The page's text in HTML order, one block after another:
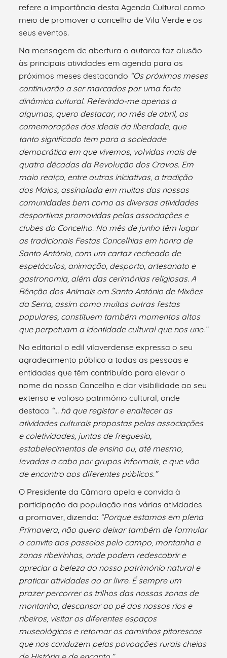
refere a importância desta Agenda Cultural como
meio de promover o concelho de Vila Verde e os
seus eventos.
Na mensagem de abertura o autarca faz alusão
às principais atividades em agenda para os
próximos meses destacando “Os próximos meses
continuarão a ser marcados por uma forte
dinâmica cultural. Referindo-me apenas a
algumas, quero destacar, no mês de abril, as
comemorações dos ideais da liberdade, que
tanto significado tem para a sociedade
democrática em que vivemos, volvidas mais de
quatro décadas da Revolução dos Cravos. Em
maio realço, entre outras iniciativas, a tradição
dos Maios, assinalada em muitas das nossas
comunidades bem como as diversas atividades
desportivas promovidas pelas associações e
clubes do Concelho. No mês de junho têm lugar
as tradicionais Festas Concelhias em honra de
Santo António, com um cartaz recheado de
espetáculos, animação, desporto, artesanato e
gastronomia, além das cerimónias religiosas. A
Bênção dos Animais em Santo António de Mixões
da Serra, assim como muitas outras festas
populares, constituem também momentos altos
que perpetuam a identidade cultural que nos une.”
No editorial o edil vilaverdense expressa o seu
agradecimento público a todas as pessoas e
entidades que têm contribuído para elevar o
nome do nosso Concelho e dar visibilidade ao seu
extenso e valioso património cultural, onde
destaca “… há que registar e enaltecer as
atividades culturais propostas pelas associações
e coletividades, juntas de freguesia,
estabelecimentos de ensino ou, até mesmo,
levadas a cabo por grupos informais, e que vão
de encontro aos diferentes públicos.”
O Presidente da Câmara apela e convida à
participação da população nas várias atividades
a promover, dizendo: “Porque estamos em plena
Primavera, não quero deixar também de formular
o convite aos passeios pelo campo, montanha e
zonas ribeirinhas, onde podem redescobrir e
apreciar a beleza do nosso património natural e
praticar atividades ao ar livre. É sempre um
prazer percorrer os trilhos das nossas zonas de
montanha, descansar ao pé dos nossos rios e
ribeiros, visitar os diferentes espaços
museológicos e retomar os caminhos pitorescos
que nos conduzem pelas povoações rurais cheias